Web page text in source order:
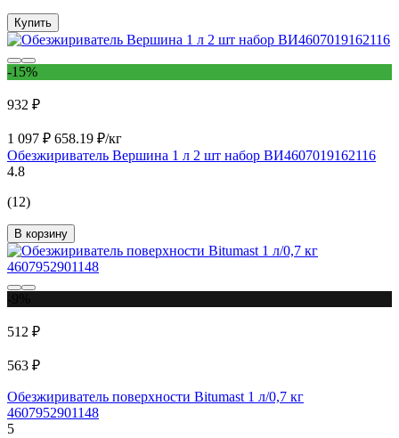
Купить
-15%
932 ₽
1 097 ₽ 658.19 ₽/кг
Обезжириватель Вершина 1 л 2 шт набор ВИ4607019162116
4.8
(12)
В корзину
512 ₽
563 ₽
Обезжириватель поверхности Bitumast 1 л/0,7 кг
4607952901148
5